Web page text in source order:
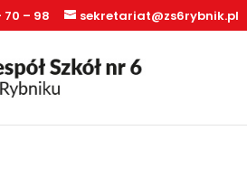
– 98 sekretariat@zs6rybnik.pl